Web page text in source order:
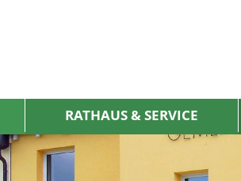
RATHAUS & SERVICE